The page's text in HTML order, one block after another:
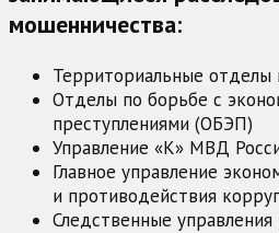
мошенничества:
Территориальные отделы
Отделы по борьбе с
преступлениями (ОБЭП)
Управление «К» МВД
Главное управление
и противодействия
Следственные